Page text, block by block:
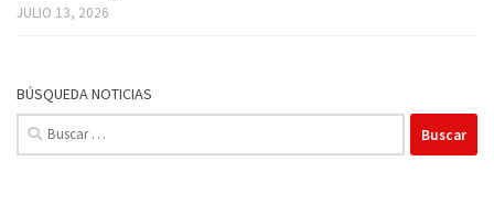
JULIO 13, 2026
BÚSQUEDA NOTICIAS
Buscar: